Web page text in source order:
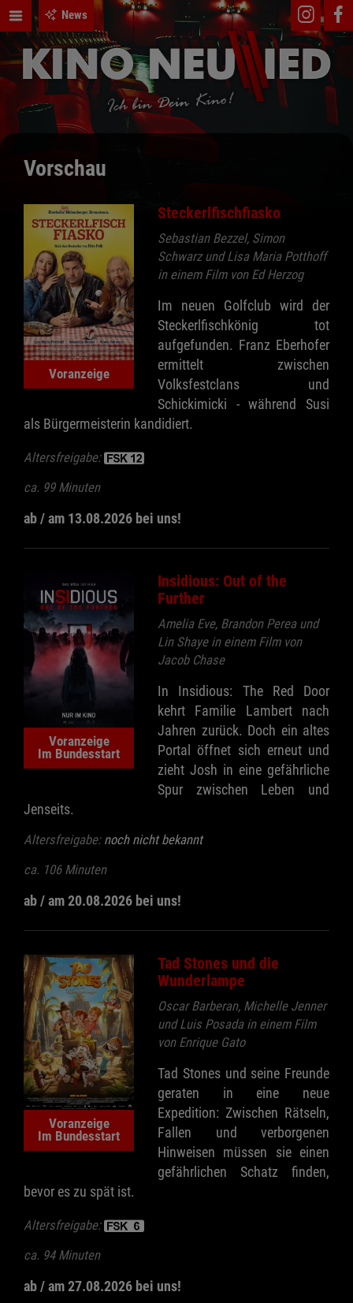
News
Vorschau
Voranzeige
Steckerlfischfiasko
Sebastian Bezzel, Simon
Schwarz und Lisa Maria Potthoff
in einem Film von Ed Herzog
Im neuen Golfclub wird der
Steckerlfischkönig tot
aufgefunden. Franz Eberhofer
ermittelt zwischen
Volksfestclans und
Schickimicki - während Susi
als Bürgermeisterin kandidiert.
Altersfreigabe:
ca. 99 Minuten
ab / am 13.08.2026 bei uns!
Voranzeige
Im Bundesstart
Insidious: Out of the
Further
Amelia Eve, Brandon Perea und
Lin Shaye in einem Film von
Jacob Chase
In Insidious: The Red Door
kehrt Familie Lambert nach
Jahren zurück. Doch ein altes
Portal öffnet sich erneut und
zieht Josh in eine gefährliche
Spur zwischen Leben und
Jenseits.
Altersfreigabe: noch nicht bekannt
ca. 106 Minuten
ab / am 20.08.2026 bei uns!
Voranzeige
Im Bundesstart
Tad Stones und die
Wunderlampe
Oscar Barberan, Michelle Jenner
und Luis Posada in einem Film
von Enrique Gato
Tad Stones und seine Freunde
geraten in eine neue
Expedition: Zwischen Rätseln,
Fallen und verborgenen
Hinweisen müssen sie einen
gefährlichen Schatz finden,
bevor es zu spät ist.
Altersfreigabe:
ca. 94 Minuten
ab / am 27.08.2026 bei uns!